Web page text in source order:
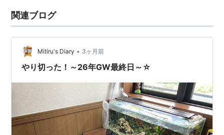
経営する別会社で、商標権侵害で株式会社キタムラから
訴えられたが、訴えは棄却された
リスト リスト::ファッションブランド
キタムラ (一般) 【きたむら】
英文表記：Kitamura Co., Ltd.
証券コード：2719
株式会社
は、神奈川県横浜市港北区新横浜に本
関連ブログ
Mitiru's Diary • 3ヶ月前
やり切った！～26年GW最終日～☆